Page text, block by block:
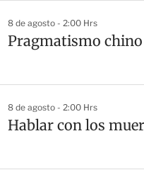
8 de agosto - 2:00 Hrs
Pragmatismo chino
8 de agosto - 2:00 Hrs
Hablar con los